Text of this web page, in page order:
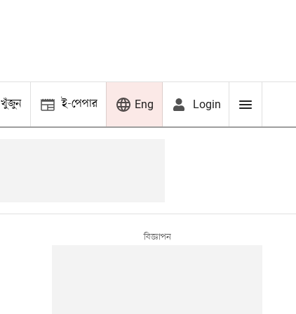
খুঁজুন ই-পেপার Eng Login